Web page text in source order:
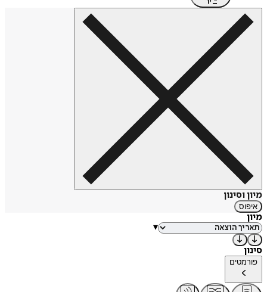
מיון וסינון
איפוס
מיון
▾
סינון
פורמטים